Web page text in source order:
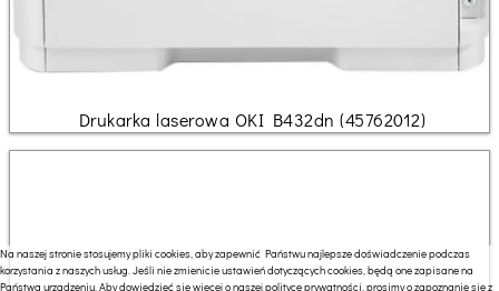
Drukarka laserowa OKI B432dn (45762012)
Na naszej stronie stosujemy pliki cookies, aby zapewnić Państwu najlepsze doświadczenie podczas
korzystania z naszych usług. Jeśli nie zmienicie ustawień dotyczących cookies, będą one zapisane na
Państwa urządzeniu. Aby dowiedzieć się więcej o naszej polityce prywatności, prosimy o zapoznanie się z